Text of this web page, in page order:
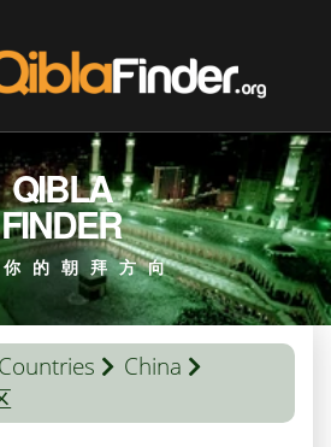
QIBLA
FINDER
的朝拜方向
Countries
China